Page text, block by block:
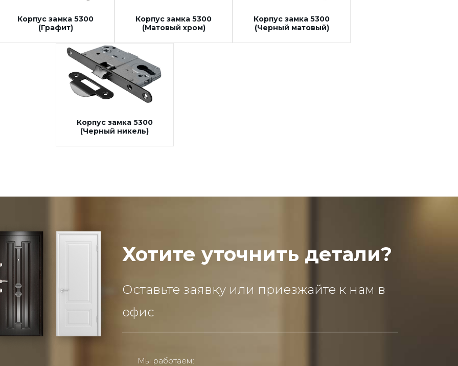
Корпус замка 5300
(Графит)
Корпус замка 5300
(Матовый хром)
Корпус замка 5300
(Черный матовый)
Корпус замка 5300
(Черный никель)
Хотите уточнить детали?
Оставьте заявку или приезжайте к нам в
офис
Мы работаем: